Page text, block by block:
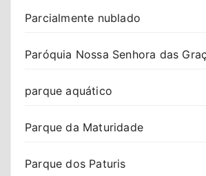
Parcialmente nublado
Paróquia Nossa Senhora das
parque aquático
Parque da Maturidade
Parque dos Paturis